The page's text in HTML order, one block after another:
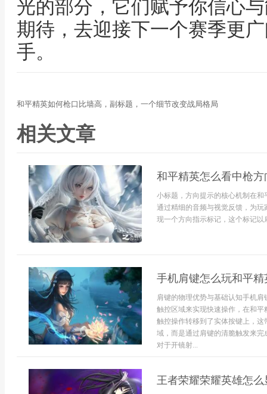
光的部分，它们赋予你信心
期待，去迎接下一个赛季更
手。
和平精英如何枪口比墙高，副标题，一个细节改变战局格局
相关文章
和平精英怎么看中枪
小标题，方向提示的核心机制在
通过精细的音频与视觉反馈，为
现一个方向指示标记，这个标记以
手机肩键怎么玩和平
肩键的物理优势与基础认知手机
触控区域来实现快速操作，在和
触控操作转移到了实体按键上，
域，而是通过肩键的清脆触发来
对于开镜射...
王者荣耀荣耀英雄怎